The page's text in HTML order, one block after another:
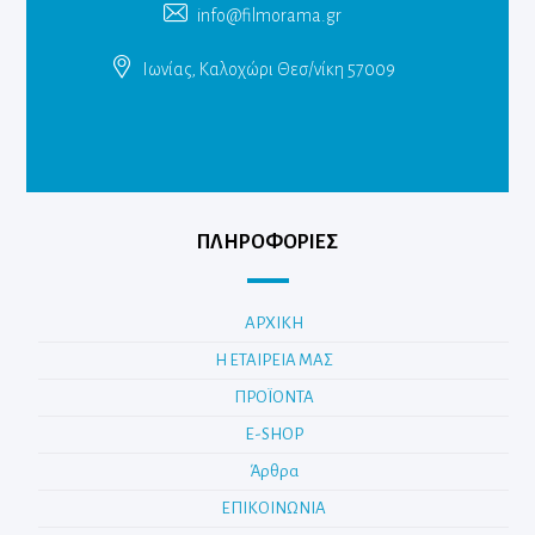
info@filmorama.gr
Ιωνίας, Καλοχώρι Θεσ/νίκη 57009
ΠΛΗΡΟΦΟΡΙΕΣ
ΑΡΧΙΚΗ
Η ΕΤΑΙΡΕΙΑ ΜΑΣ
ΠΡΟΪΟΝΤΑ
E-SHOP
Άρθρα
ΕΠΙΚΟΙΝΩΝΙΑ